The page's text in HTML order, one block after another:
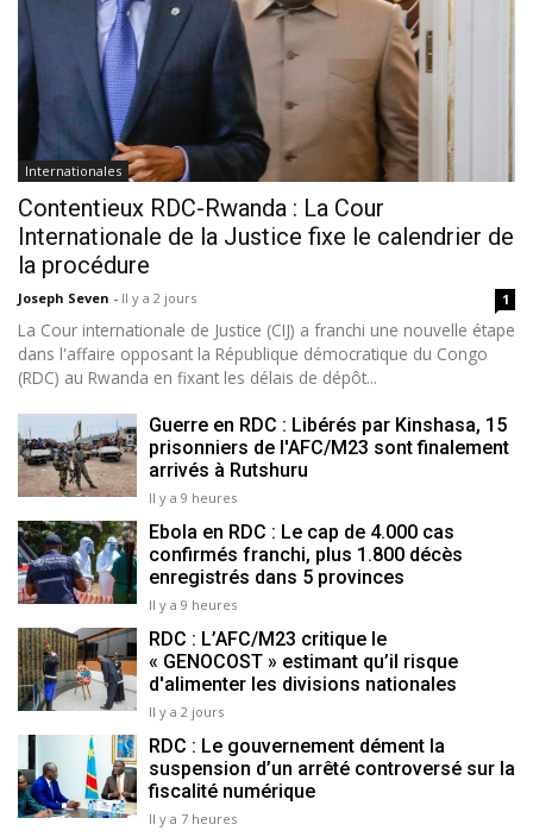
Internationales
Contentieux RDC-Rwanda : La Cour
Internationale de la Justice fixe le calendrier de
la procédure
Joseph Seven - Il y a 2 jours 1
La Cour internationale de Justice (CIJ) a franchi une nouvelle étape
dans l'affaire opposant la République démocratique du Congo
(RDC) au Rwanda en fixant les délais de dépôt...
Guerre en RDC : Libérés par Kinshasa, 15
prisonniers de l'AFC/M23 sont finalement
arrivés à Rutshuru
Il y a 9 heures
Ebola en RDC : Le cap de 4.000 cas
confirmés franchi, plus 1.800 décès
enregistrés dans 5 provinces
Il y a 9 heures
RDC : L’AFC/M23 critique le
« GENOCOST » estimant qu’il risque
d'alimenter les divisions nationales
Il y a 2 jours
RDC : Le gouvernement dément la
suspension d’un arrêté controversé sur la
fiscalité numérique
Il y a 7 heures